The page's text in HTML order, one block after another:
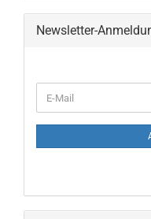
Newsletter-
ZUR
E-
Mail